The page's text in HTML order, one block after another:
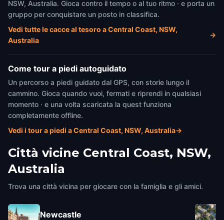
NSW, Australia. Gioca contro il tempo o al tuo ritmo · e porta un
gruppo per conquistare un posto in classifica.
Vedi tutte le cacce al tesoro a Central Coast, NSW,
Australia
→
Come tour a piedi autoguidato
Un percorso a piedi guidato dal GPS, con storie lungo il
cammino. Gioca quando vuoi, fermati e riprendi in qualsiasi
momento · e una volta scaricata la quest funziona
completamente offline.
Vedi i tour a piedi a Central Coast, NSW, Australia→
Città vicine Central Coast, NSW,
Australia
Trova una città vicina per giocare con la famiglia e gli amici.
Newcastle